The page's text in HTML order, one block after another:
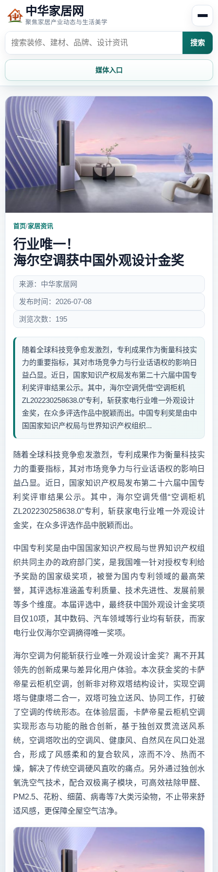
中华家居网
聚焦家居产业动态与生活美学
搜索
媒体入口
首页
家居风水
时尚饰家 装修设计
家具知识 家居文化
创意家居
首页/家居资讯
行业唯一！
海尔空调获中国外观设计金奖
来源：中华家居网
发布时间：2026-07-08
浏览次数：195
随着全球科技竞争愈发激烈，专利成果作为衡量科技实
力的重要指标，其对市场竞争力与行业话语权的影响日
益凸显。近日，国家知识产权局发布第二十六届中国专
利奖评审结果公示。其中，海尔空调凭借“空调柜机
ZL202230258638.0”专利，斩获家电行业唯一外观设计
金奖，在众多评选作品中脱颖而出。中国专利奖是由中
国国家知识产权局与世界知识产权组织...
随着全球科技竞争愈发激烈，专利成果作为衡量科技实
力的重要指标，其对市场竞争力与行业话语权的影响日
益凸显。近日，国家知识产权局发布第二十六届中国专
利奖评审结果公示。其中，海尔空调凭借“空调柜机
ZL202230258638.0”专利，斩获家电行业唯一外观设计
金奖，在众多评选作品中脱颖而出。
中国专利奖是由中国国家知识产权局与世界知识产权组
织共同主办的政府部门奖，是我国唯一针对授权专利给
予奖励的国家级奖项，被誉为国内专利领域的最高荣
誉，其评选标准涵盖专利质量、技术先进性、发展前景
等多个维度。本届评选中，最终获中国外观设计金奖项
目仅10项，其中数码、汽车领域等行业均有斩获，而家
电行业仅海尔空调摘得唯一奖项。
海尔空调为何能斩获行业唯一外观设计金奖？离不开其
领先的创新成果与差异化用户体验。本次获金奖的卡萨
帝星云柜机空调，创新非对称双塔结构设计，实现空调
塔与健康塔二合一，双塔可独立送风、协同工作，打破
了空调的传统形态。在体验层面，卡萨帝星云柜机空调
实现形态与功能的融合创新，基于独创双贯流送风系
统，空调塔吹出的空调风、健康风、自然风在风口处混
合，形成了风感柔和的复合软风，凉而不冷、热而不
燥，解决了传统空调硬风直吹的痛点。另外通过独创水
氧洗空气技术，配合双极离子模块，可高效祛除甲醛、
PM2.5、花粉、细菌、病毒等7大类污染物，不止带来舒
适风感，更保障全屋空气洁净。